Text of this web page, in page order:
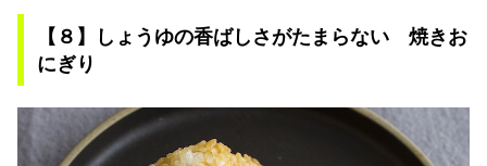
【８】しょうゆの香ばしさがたまらない 焼きお
にぎり